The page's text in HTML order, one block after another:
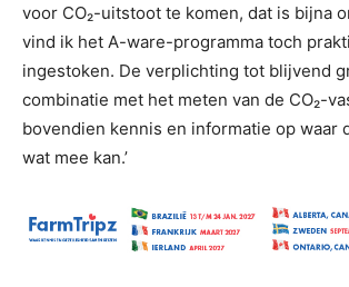
voor CO₂-uitstoot te komen, dat is bijna
vind ik het A-ware-programma toch
ingestoken. De verplichting tot blijvend
combinatie met het meten van de CO₂-
bovendien kennis en informatie op waar
wat mee kan.’